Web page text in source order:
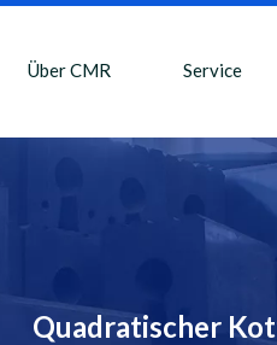
Über CMR Service
Quadratischer